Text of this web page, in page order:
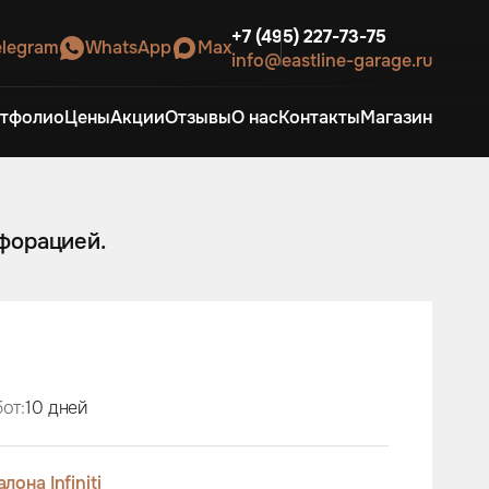
WhatsApp Max+7 (495) 227-73-75
info@eastline-garage.ru
ЦеныАкцииОтзывыО насКонтактыМагазин
10 дней
Infiniti